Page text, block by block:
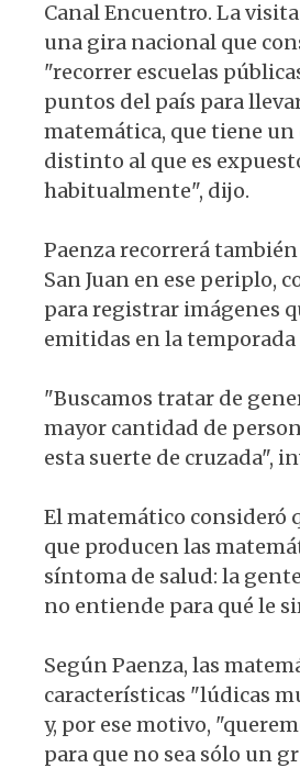
Canal Encuentro. La
una gira nacional que
"recorrer escuelas
puntos del país para
matemática, que tiene un
distinto al que es
habitualmente", dijo.
Paenza recorrerá también
San Juan en ese periplo,
para registrar imágenes
emitidas en la temporada
"Buscamos tratar de
mayor cantidad de
esta suerte de cruzada",
El matemático consideró
que producen las
síntoma de salud: la
no entiende para qué le
Según Paenza, las
características "lúdicas
y, por ese motivo,
para que no sea sólo un